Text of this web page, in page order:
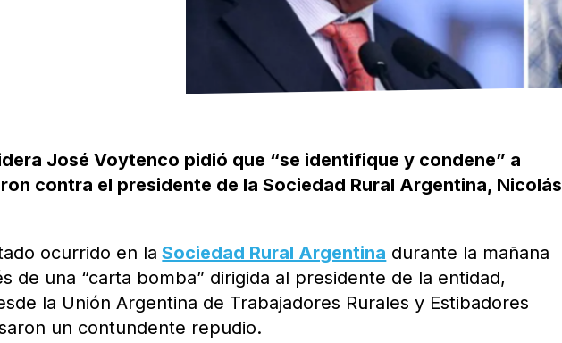
José Voytenco pidió que “se identifique y condene” a
contra el presidente de la Sociedad Rural Argentina, Nicolás
ocurrido en la Sociedad Rural Argentina durante la mañana
de una “carta bomba” dirigida al presidente de la entidad,
la Unión Argentina de Trabajadores Rurales y Estibadores
un contundente repudio.